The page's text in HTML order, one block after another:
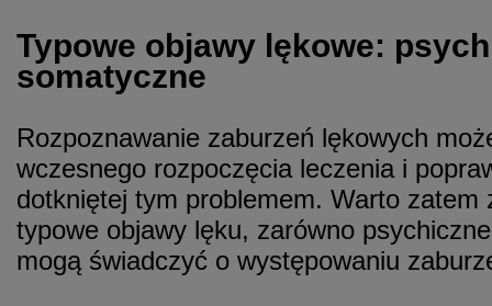
Typowe objawy lękowe:
somatyczne
Rozpoznawanie zaburzeń lękowych
wczesnego rozpoczęcia leczenia i
dotkniętej tym problemem. Warto zatem
typowe objawy lęku, zarówno
mogą świadczyć o występowaniu